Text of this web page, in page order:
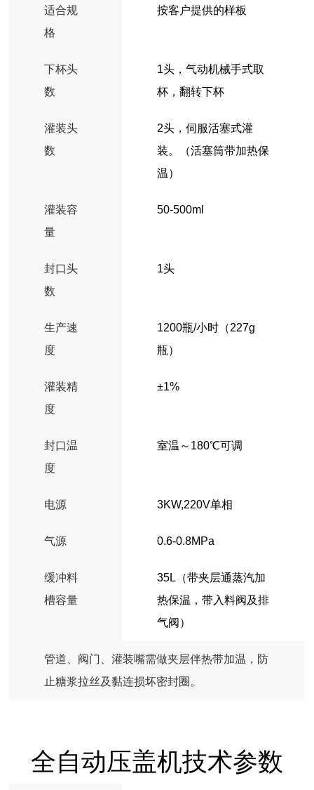
适合规
格
按客户提供的样板
下杯头
数
1头，气动机械手式取
杯，翻转下杯
灌装头
数
2头，伺服活塞式灌
装。（活塞筒带加热保
温）
灌装容
量
50-500ml
封口头
数
1头
生产速
度
1200瓶/小时（227g
瓶）
灌装精
度
±1%
封口温
度
室温～180℃可调
电源 3KW,220V单相
气源 0.6-0.8MPa
缓冲料
槽容量
35L（带夹层通蒸汽加
热保温，带入料阀及排
气阀）
管道、阀门、灌装嘴需做夹层伴热带加温，防
止糖浆拉丝及黏连损坏密封圈。
全自动压盖机技术参数